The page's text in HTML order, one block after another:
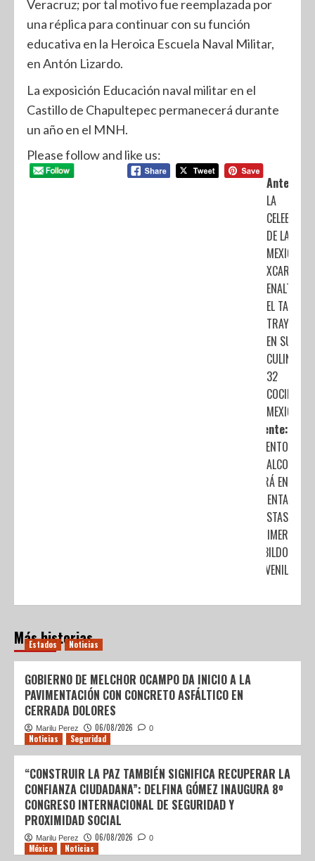
Veracruz; por tal motivo fue reemplazada por
una réplica para continuar con su función
educativa en la Heroica Escuela Naval Militar,
en Antón Lizardo.
La exposición Educación naval militar en el
Castillo de Chapultepec permanecerá durante
un año en el MNH.
Please follow and like us:
Anterior:
LA
DE LA
MEXICANA
XCARET,
EL
EN SU
CULINARIA
32
COCINERAS
MEXICANAS
Siguiente:
AYUNTAMIENTO
DE COACALCO
TOMARÁ EN
CUENTA
PROPUESTAS
DEL PRIMER
CABILDO
JUVENIL
Más historias
Estados Noticias
GOBIERNO DE MELCHOR OCAMPO DA INICIO A LA
PAVIMENTACIÓN CON CONCRETO ASFÁLTICO EN
CERRADA DOLORES
Marilu Perez 06/08/2026 0
Noticias Seguridad
“CONSTRUIR LA PAZ TAMBIÉN SIGNIFICA RECUPERAR LA
CONFIANZA CIUDADANA”: DELFINA GÓMEZ INAUGURA 8º
CONGRESO INTERNACIONAL DE SEGURIDAD Y
PROXIMIDAD SOCIAL
Marilu Perez 06/08/2026 0
México Noticias